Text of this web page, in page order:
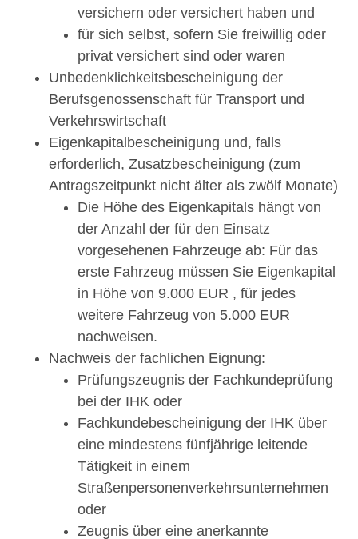
versichern oder versichert haben und
für sich selbst, sofern Sie freiwillig oder
privat versichert sind oder waren
Unbedenklichkeitsbescheinigung der
Berufsgenossenschaft für Transport und
Verkehrswirtschaft
Eigenkapitalbescheinigung und, falls
erforderlich, Zusatzbescheinigung (zum
Antragszeitpunkt nicht älter als zwölf Monate)
Die Höhe des Eigenkapitals hängt von
der Anzahl der für den Einsatz
vorgesehenen Fahrzeuge ab: Für das
erste Fahrzeug müssen Sie Eigenkapital
in Höhe von 9.000 EUR , für jedes
weitere Fahrzeug von 5.000 EUR
nachweisen.
Nachweis der fachlichen Eignung:
Prüfungszeugnis der Fachkundeprüfung
bei der IHK oder
Fachkundebescheinigung der IHK über
eine mindestens fünfjährige leitende
Tätigkeit in einem
Straßenpersonenverkehrsunternehmen
oder
Zeugnis über eine anerkannte